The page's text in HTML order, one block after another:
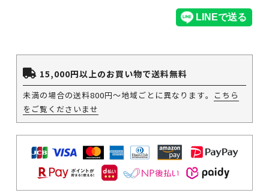
15,000円以上のお買い物で送料無料
未満の場合の送料800円～地域ごとに異なります。
こちら
をご覧くださいませ